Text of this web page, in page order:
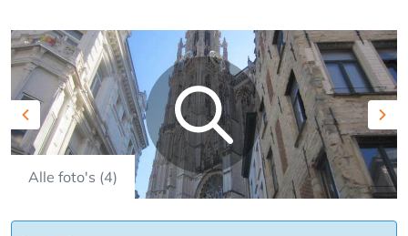
Alle foto's (4)
Previous